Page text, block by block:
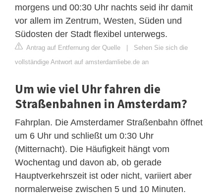
morgens und 00:30 Uhr nachts seid ihr damit
vor allem im Zentrum, Westen, Süden und
Südosten der Stadt flexibel unterwegs.
Antrag auf Entfernung der Quelle
Sehen Sie sich die
vollständige Antwort auf amsterdamliebe.de an
Um wie viel Uhr fahren die
Straßenbahnen in Amsterdam?
Fahrplan. Die Amsterdamer Straßenbahn öffnet
um 6 Uhr und schließt um 0:30 Uhr
(Mitternacht). Die Häufigkeit hängt vom
Wochentag und davon ab, ob gerade
Hauptverkehrszeit ist oder nicht, variiert aber
normalerweise zwischen 5 und 10 Minuten.